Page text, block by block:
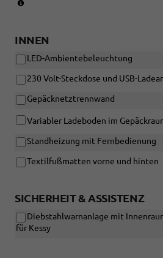
mit:
Variabler
im
Gepäckraum)
INNEN
LED-Ambientebeleuchtung
230 Volt-Steckdose und USB-
Gepäcknetztrennwand
Variabler Ladeboden im
Standheizung mit Fernbedienung
Textilfußmatten vorne und hinten
SICHERHEIT & ASSISTENZ
Diebstahlwarnanlage mit
für Kessy